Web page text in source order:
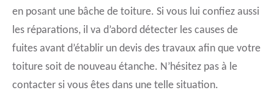
en posant une bâche de toiture. Si vous lui confiez aussi
les réparations, il va d’abord détecter les causes de
fuites avant d’établir un devis des travaux afin que votre
toiture soit de nouveau étanche. N’hésitez pas à le
contacter si vous êtes dans une telle situation.